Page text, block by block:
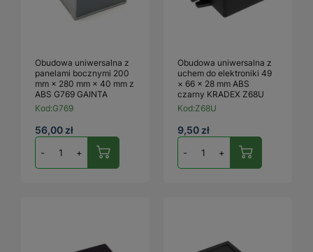
Obudowa uniwersalna z
panelami bocznymi 200
mm × 280 mm × 40 mm z
ABS G769 GAINTA
Kod:G769
56,00 zł
- +
Obudowa uniwersalna z
uchem do elektroniki 49
× 66 × 28 mm ABS
czarny KRADEX Z68U
Kod:Z68U
9,50 zł
- +